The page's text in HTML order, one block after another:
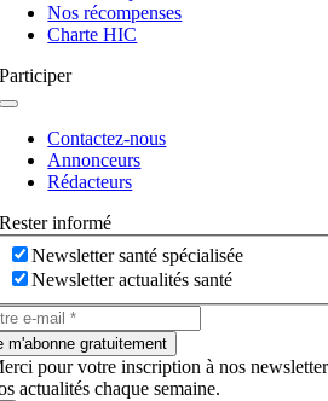
Nos récompenses
Charte HIC
Participer
Navigation
basculeContactez-nous
Annonceurs
Rédacteurs
Rester informé
Newsletter santé spécialisée
Newsletter actualités santé
m'abonne gratuitement
pour votre inscription à nos
actualités chaque semaine.